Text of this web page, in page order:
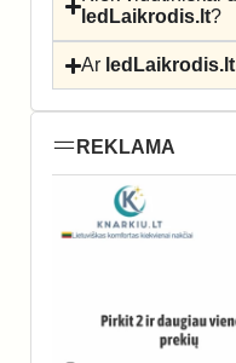
ledLaikrodis.lt?
Ar ledLaikrodis.lt
REKLAMA